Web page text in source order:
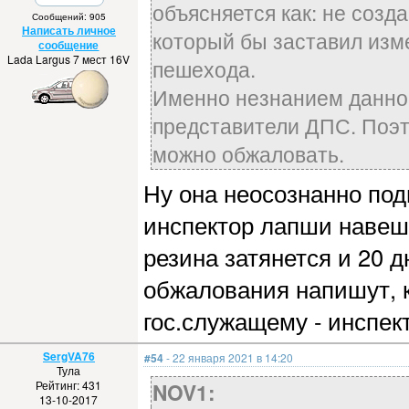
Сообщений: 905
Написать личное
сообщение
Lada Largus 7 мест 16V
объясняется как: не
который бы заставил
пешехода.
Именно незнанием
представители ДПС.
можно обжаловать.
Ну она неосознанно
инспектор лапши
резина затянется и 20
обжалования напишут,
гос.служащему -
SergVA76
Тула
Рейтинг: 431
13-10-2017
#54- 22 января 2021 в 14:20
NOV1: